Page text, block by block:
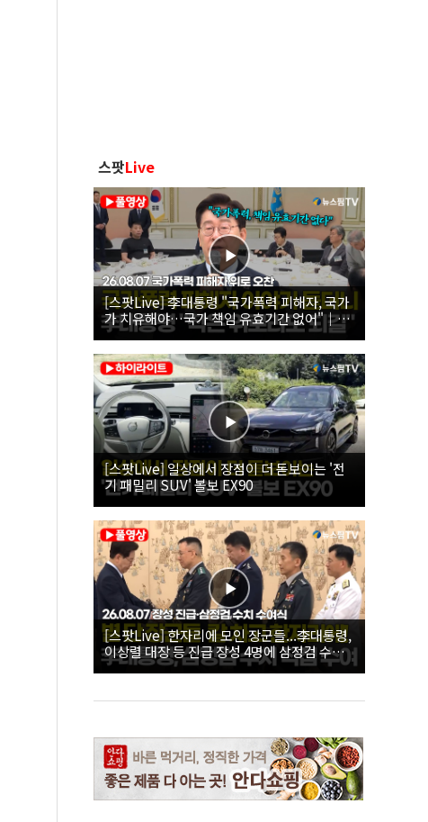
스팟Live
[스팟Live] 李대통령 "국가폭력 피해자, 국가
가 치유해야…국가 책임 유효기간 없어"｜
26.08.07 국가폭력 피해자 위로 오찬
[스팟Live] 일상에서 장점이 더 돋보이는 '전
기 패밀리 SUV' 볼보 EX90
[스팟Live] 한자리에 모인 장군들...李대통령,
이상렬 대장 등 진급 장성 4명에 삼정검 수치
직접 수여｜26.08.07 장성 진급·삼정검 수치